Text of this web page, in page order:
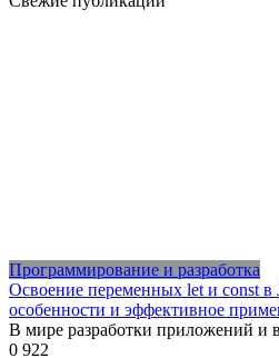
Программирование и разработка
Освоение переменных let и const
особенности и эффективное
В мире разработки приложений и
0 922